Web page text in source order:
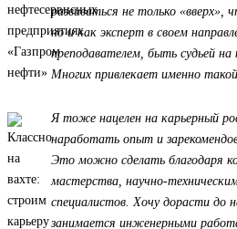
развиваться не только «вверх»,
но и как эксперт в своем
преподавателем, быть судьей
Многих привлекает именно
Я тоже нацелен на карьерный
наработать опыт и
Это можно сделать благодаря
мастерства, научно-
специалистов. Хочу дорасти до
занимается инженерными